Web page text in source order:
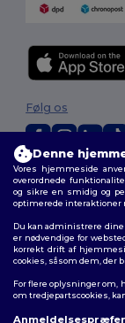
Vilkår og Betingelser
cookies|Sitemap
Følg os
Denne
Vores hjemmeside
overordnede
og sikre en smidig og
optimerede interaktioner
Du kan administrere dine
er nødvendige for
korrekt drift af
cookies, såsom dem, der
For flere oplysninger om,
om tredjepartscookies,